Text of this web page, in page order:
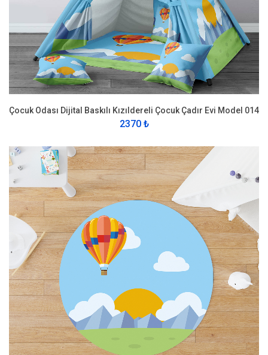
Çocuk Odası Dijital Baskılı Kızıldereli Çocuk Çadır Evi Model 014
2370 ₺